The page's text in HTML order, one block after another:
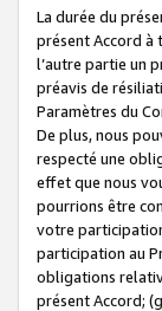
La durée du
présent Accord à
l’autre partie un
préavis de
Paramètres du
De plus, nous
respecté une
effet que nous
pourrions être
votre
participation au
obligations
présent Accord;